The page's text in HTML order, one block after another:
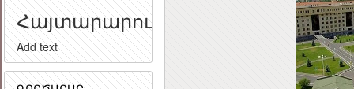
Հայտարարություն
Add text